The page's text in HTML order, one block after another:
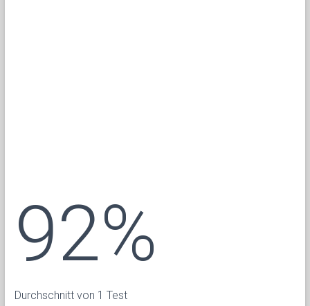
92%
Durchschnitt von 1 Test